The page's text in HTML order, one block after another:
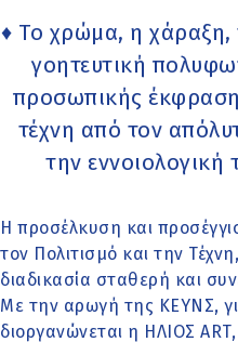
♦ Το χρώμα, η χάραξη,
γοητευτική
προσωπικής
τέχνη από τον
την
Η προσέλκυση και
τον Πολιτισμό και την Τέχνη,
διαδικασία σταθερή και
Με την αρωγή της ΚΕΥΝΣ,
διοργανώνεται η ΗΛΙΟΣ